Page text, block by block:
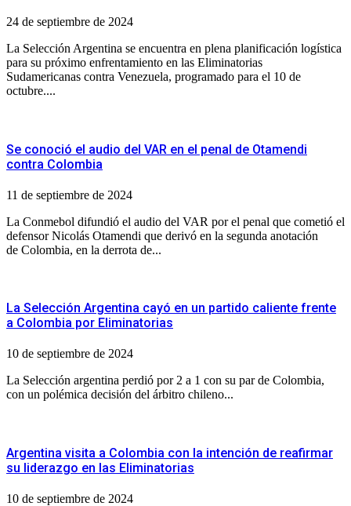
24 de septiembre de 2024
La Selección Argentina se encuentra en plena planificación logística
para su próximo enfrentamiento en las Eliminatorias
Sudamericanas contra Venezuela, programado para el 10 de
octubre....
Se conoció el audio del VAR en el penal de Otamendi
contra Colombia
11 de septiembre de 2024
La Conmebol difundió el audio del VAR por el penal que cometió el
defensor Nicolás Otamendi que derivó en la segunda anotación
de Colombia, en la derrota de...
La Selección Argentina cayó en un partido caliente frente
a Colombia por Eliminatorias
10 de septiembre de 2024
La Selección argentina perdió por 2 a 1 con su par de Colombia,
con un polémica decisión del árbitro chileno...
Argentina visita a Colombia con la intención de reafirmar
su liderazgo en las Eliminatorias
10 de septiembre de 2024